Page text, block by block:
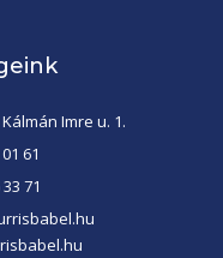
Imre u. 1.
61
71